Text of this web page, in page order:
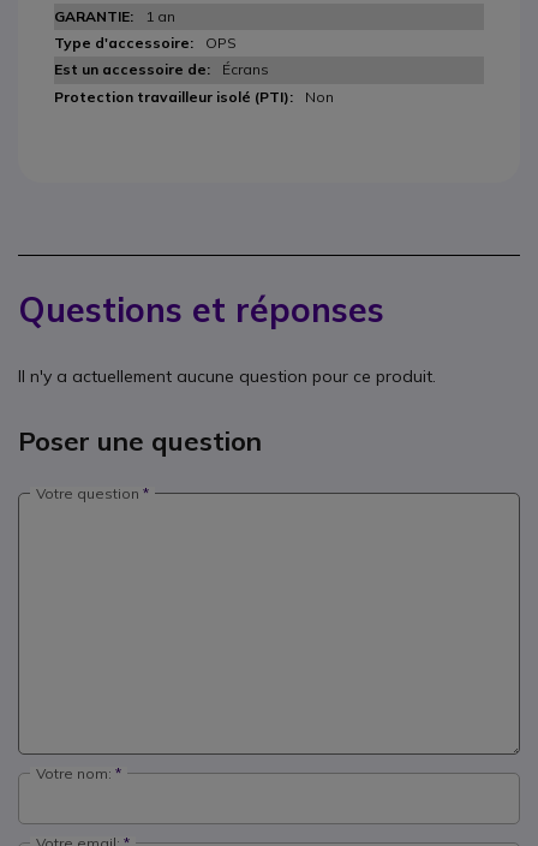
1 an
OPS
Écrans
Non
Questions et réponses
Il n'y a actuellement aucune question pour ce produit.
Poser une question
Votre question
Votre nom: